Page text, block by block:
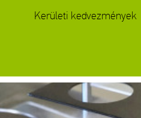
Kerületi kedvezmények